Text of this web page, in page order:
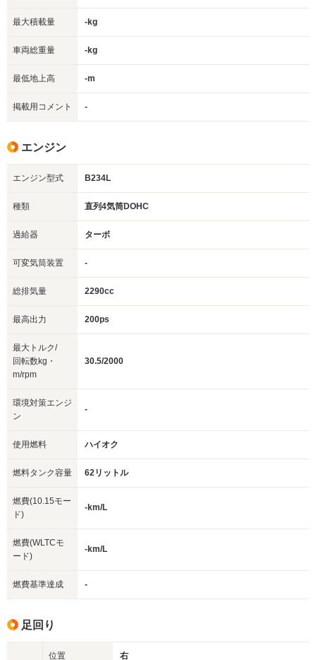
最大積載量 -kg
車両総重量 -kg
最低地上高 -m
掲載用コメント -
エンジン
エンジン型式 B234L
種類 直列4気筒DOHC
過給器 ターボ
可変気筒装置 -
総排気量 2290cc
最高出力 200ps
最大トルク/
回転数kg・
m/rpm
30.5/2000
環境対策エンジ
ン
-
使用燃料 ハイオク
燃料タンク容量 62リットル
燃費(10.15モー
ド)
-km/L
燃費(WLTCモ
ード)
-km/L
燃費基準達成 -
足回り
位置 右